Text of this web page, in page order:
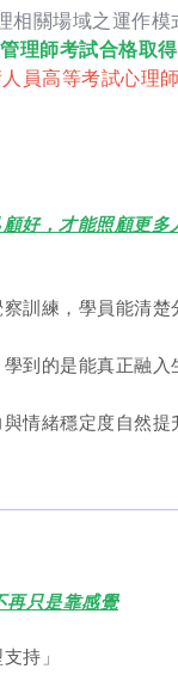
相關場域之運作
理師考試合格取
員高等考試心理
好，才能照顧更多
訓練，學員能清
到的是能真正融入
情緒穩定度自然提
再只是靠感覺
持」